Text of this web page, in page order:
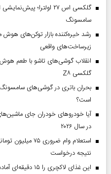
گلکسی اس ۲۷ اولترا؛
سامسونگ
زیرساخت‌های واقعی
انقلاب گوشی‌های تاشو‌ با طعم
گلکسی Z۸
است؟
آیا خودروهای خودران جای
در سال ۲۰۲۶
استعلام وام
نتیجه درخواست
این غذای لاکچری را ۱۵ دقیقه‌ای آماده کنید